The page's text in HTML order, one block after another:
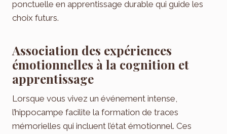
ponctuelle en apprentissage durable qui guide les
choix futurs.
Association des expériences
émotionnelles à la cognition et
apprentissage
Lorsque vous vivez un événement intense,
l’hippocampe facilite la formation de traces
mémorielles qui incluent l’état émotionnel. Ces